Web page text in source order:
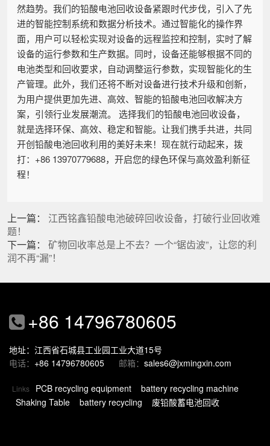
然趋势。我们的铅酸电池回收设备紧跟时代步伐，引入了先
进的智能控制系统和数据分析技术。通过智能化的操作界
面，用户可以轻松实现对设备的远程监控和控制，实时了解
设备的运行参数和生产数据。同时，设备还能够根据不同的
电池类型和回收要求，自动调整运行参数，实现智能化的生
产管理。此外，我们还将不断对设备进行技术升级和创新，
为用户提供更加先进、高效、智能的铅酸电池回收解决方
案，引领行业发展潮流。 选择我们的铅酸电池回收设备，
就是选择环保、高效、稳定和智能。让我们携手共进，共同
开创铅酸电池回收利用的美好未来！现在就行动起来，拨
打：+86 13970779688，开启您的绿色环保与高效盈利新征
程！
上一篇： 江西铭鑫铅酸电池破碎回收设备，打破行业回收难
题！
下一篇： 矿物回收率总是上不去？一个“锯齿波”，让您的利
润不再“漏”！
+86 14796780605
地址：江西省石城县工业园工业大道15号
电话： +86 14796780605 邮箱： sales6@jxmingxin.com
Links PCB recycling equipment
battery recycling machine
Shaking Table
battery recycling 废铅酸蓄电池回收